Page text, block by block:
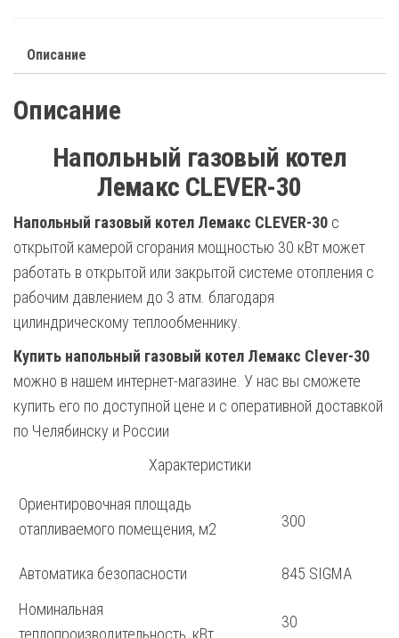
Описание
Описание
Напольный газовый котел
Лемакс CLEVER-30
Напольный газовый котел Лемакс CLEVER-30 с
открытой камерой сгорания мощностью 30 кВт может
работать в открытой или закрытой системе отопления с
рабочим давлением до 3 атм. благодаря
цилиндрическому теплообменнику.
Купить напольный газовый котел Лемакс Clever-30
можно в нашем интернет-магазине. У нас вы сможете
купить его по доступной цене и с оперативной доставкой
по Челябинску и России
Характеристики
Ориентировочная площадь
отапливаемого помещения, м2
300
Автоматика безопасности
845 SIGMA
Номинальная
теплопроизводительность, кВт
30